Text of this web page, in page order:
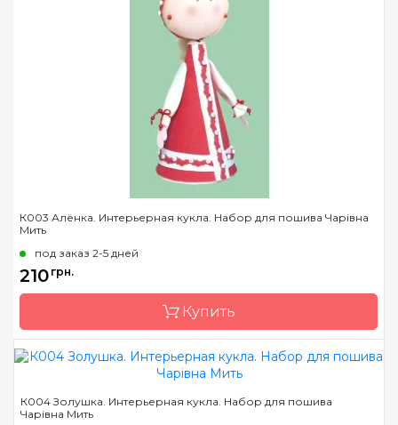
Страна-производитель
К003 Алёнка. Интерьерная кукла. Набор для пошива Чарівна
Мить
под заказ 2-5 дней
210 грн.
Купить
Страна-производитель
К004 Золушка. Интерьерная кукла. Набор для пошива
Чарівна Мить